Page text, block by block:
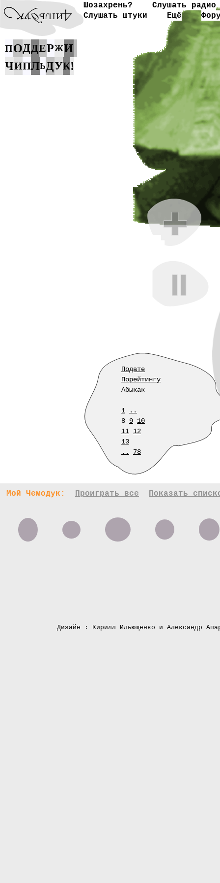
Шозахрень?
Слушать радио
Слушать штуки
Ещё
ПОДДЕРЖИ
ЧИПЛЬДУК!
Подате
Порейтингу
Абыкак
1
..
8 9 10
11 12
13
..
78
Мой Чемодук: Проиграть все Показать
Дизайн : Кирилл Ильющенко и Александр